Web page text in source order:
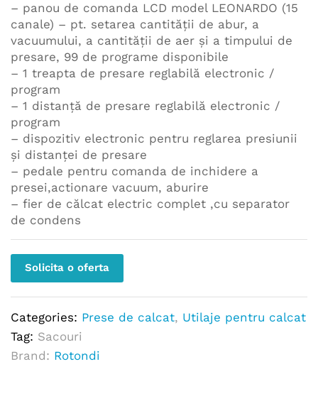
– panou de comanda LCD model LEONARDO (15
canale) – pt. setarea cantităţii de abur, a
vacuumului, a cantităţii de aer şi a timpului de
presare, 99 de programe disponibile
– 1 treapta de presare reglabilă electronic /
program
– 1 distanţă de presare reglabilă electronic /
program
– dispozitiv electronic pentru reglarea presiunii
şi distanţei de presare
– pedale pentru comanda de inchidere a
presei,actionare vacuum, aburire
– fier de călcat electric complet ,cu separator
de condens
Solicita o oferta
Categories: Prese de calcat, Utilaje pentru calcat
Tag: Sacouri
Brand: Rotondi